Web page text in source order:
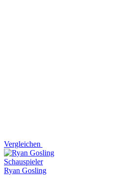
Vergleichen
Schauspieler
Ryan Gosling